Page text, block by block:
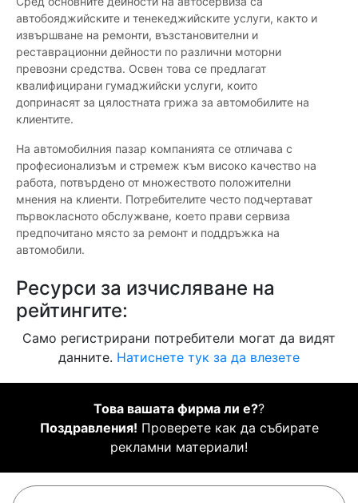
автобояджийските и тенекеджийските услуги, както и
извършване на ремонти, възстановителни и
реставрационни дейности по различни моторни
превозни средства. Освен това се предлагат
квалифицирани гумаджийски услуги, които
допринасят за цялостната грижа за автомобилите на
клиентите.
На автомобилния пазар компанията се отличава с
професионализъм и стремеж към високо качество на
работа, потвърдено от множеството положителни
мнения на клиенти. Потребителите често подчертават
първокласното обслужване, което прави сервиза
предпочитано място за ремонт и поддръжка на
автомобили.
Ресурси за изчисляване на
рейтингите:
Само регистрирани потребители могат да видят
данните. Натиснете тук за да влезете
Това вашата фирма ли е??
Поздравления! Проверете как да събирате
рекламни материали!